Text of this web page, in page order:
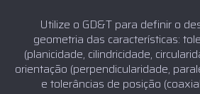
Utilize o GD&T para definir o
geometria das características:
(planicidade, cilindricidade,
orientação (perpendicularidade,
e tolerâncias de posição